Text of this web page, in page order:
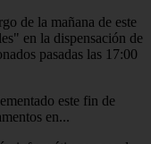
de la mañana de este
en la dispensación de
pasadas las 17:00
este fin de
en...